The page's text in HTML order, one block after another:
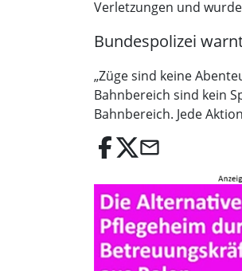
Verletzungen und
Bundespolizei
„Züge sind keine
Bahnbereich sind kein
Bahnbereich. Jede
email